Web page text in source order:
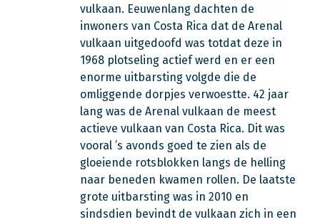
vulkaan. Eeuwenlang dachten de
inwoners van Costa Rica dat de Arenal
vulkaan uitgedoofd was totdat deze in
1968 plotseling actief werd en er een
enorme uitbarsting volgde die de
omliggende dorpjes verwoestte. 42 jaar
lang was de Arenal vulkaan de meest
actieve vulkaan van Costa Rica. Dit was
vooral ’s avonds goed te zien als de
gloeiende rotsblokken langs de helling
naar beneden kwamen rollen. De laatste
grote uitbarsting was in 2010 en
sindsdien bevindt de vulkaan zich in een